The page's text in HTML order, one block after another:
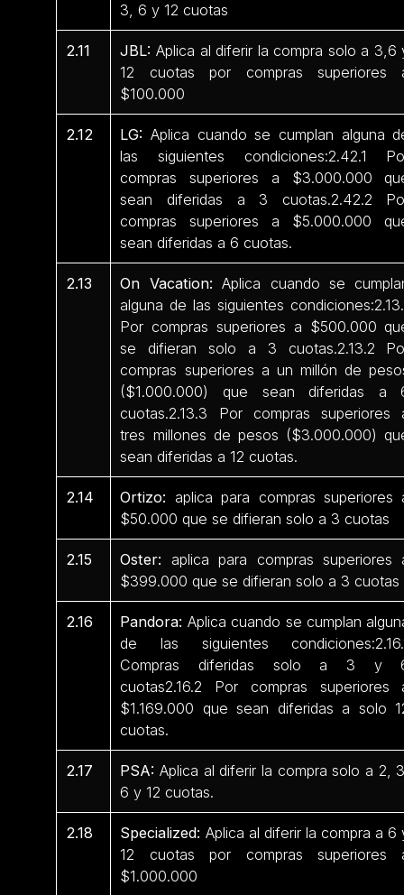
3, 6 y 12 cuotas
2.11 JBL: Aplica al diferir la compra solo a 3,6
12 cuotas por compras superiores
$100.000
2.12 LG: Aplica cuando se cumplan alguna
las siguientes condiciones:2.42.1
compras superiores a $3.000.000
sean diferidas a 3 cuotas.2.42.2
compras superiores a $5.000.000
sean diferidas a 6 cuotas.
2.13 On Vacation:Aplica cuando se
alguna de las siguientes
Por compras superiores a $500.000
se difieran solo a 3 cuotas.2.13.2
compras superiores a un millón de
($1.000.000) que sean diferidas a
cuotas.2.13.3 Por compras superiores
tres millones de pesos ($3.000.000)
sean diferidas a 12 cuotas.
2.14 Ortizo: aplica para compras superiores
$50.000 que se difieran solo a 3 cuotas
2.15 Oster: aplica para compras superiores
$399.000 que se difieran solo a 3 cuotas
2.16 Pandora: Aplica cuando se cumplan
de las siguientes
Compras diferidas solo a 3 y
cuotas2.16.2 Por compras superiores
$1.169.000 que sean diferidas a solo
cuotas.
2.17 PSA: Aplica al diferir la compra solo a 2,
6 y 12 cuotas.
2.18 Specialized: Aplica al diferir la compra a 6
12 cuotas por compras superiores
$1.000.000